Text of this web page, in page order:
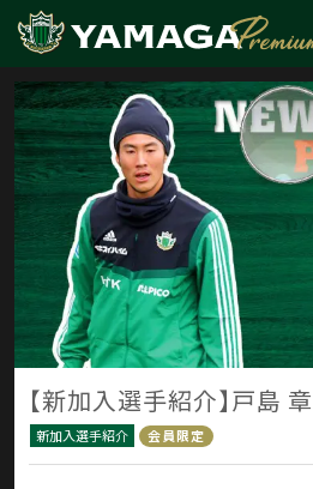
【新加入選手紹介】戸島 章
新加入選手紹介 会員限定